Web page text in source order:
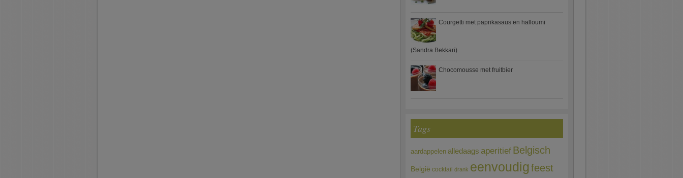
Courgetti met paprikasaus en halloumi
(Sandra Bekkari)
Chocomousse met fruitbier
Tags
aardappelen alledaags aperitief Belgisch
België cocktail drank eenvoudigfeest